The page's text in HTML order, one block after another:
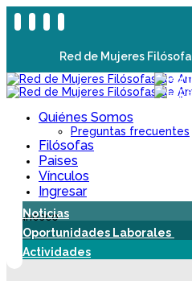
Red de Mujeres
Quiénes Somos
Preguntas frecuentes
Filósofas
Paises
Vínculos
Ingresar
Noticias
Oportunidades Laborales
Actividades